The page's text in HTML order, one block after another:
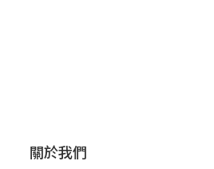
關於我們